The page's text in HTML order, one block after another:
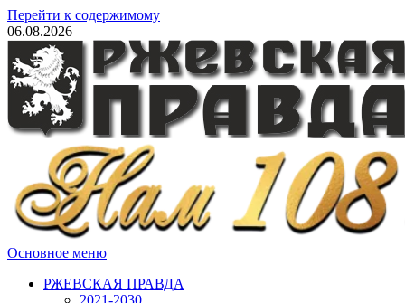
Перейти к содержимому
06.08.2026
Основное меню
РЖЕВСКАЯ ПРАВДА
2021-2030